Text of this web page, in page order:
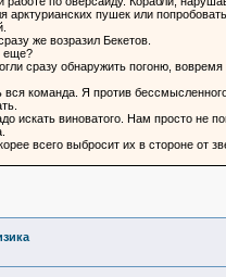
пушек или
же возразил Бекетов.
еще?
сразу обнаружить погоню, вовремя
команда. Я против
виноватого. Нам просто не
всего выбросит их в стороне от